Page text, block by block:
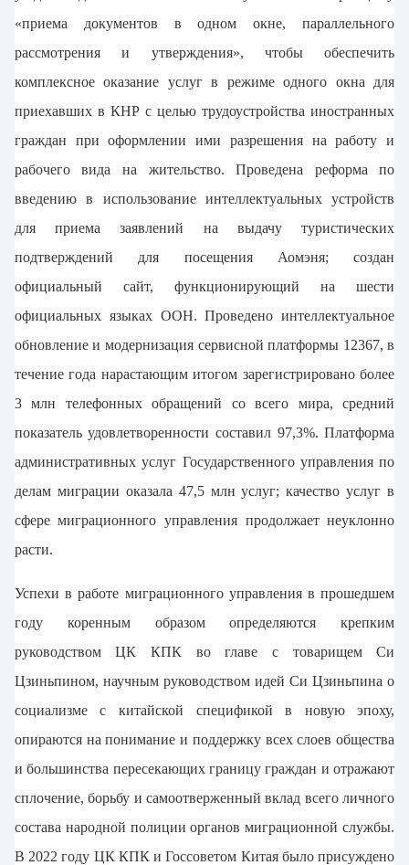
«приема документов в одном окне, параллельного
рассмотрения и утверждения», чтобы обеспечить
комплексное оказание услуг в режиме одного окна для
приехавших в КНР с целью трудоустройства иностранных
граждан при оформлении ими разрешения на работу и
рабочего вида на жительство. Проведена реформа по
введению в использование интеллектуальных устройств
для приема заявлений на выдачу туристических
подтверждений для посещения Аомэня; создан
официальный сайт, функционирующий на шести
официальных языках ООН. Проведено интеллектуальное
обновление и модернизация сервисной платформы 12367, в
течение года нарастающим итогом зарегистрировано более
3 млн телефонных обращений со всего мира, средний
показатель удовлетворенности составил 97,3%. Платформа
административных услуг Государственного управления по
делам миграции оказала 47,5 млн услуг; качество услуг в
сфере миграционного управления продолжает неуклонно
расти.
Успехи в работе миграционного управления в прошедшем
году коренным образом определяются крепким
руководством ЦК КПК во главе с товарищем Си
Цзиньпином, научным руководством идей Си Цзиньпина о
социализме с китайской спецификой в новую эпоху,
опираются на понимание и поддержку всех слоев общества
и большинства пересекающих границу граждан и отражают
сплочение, борьбу и самоотверженный вклад всего личного
состава народной полиции органов миграционной службы.
В 2022 году ЦК КПК и Госсоветом Китая было присуждено